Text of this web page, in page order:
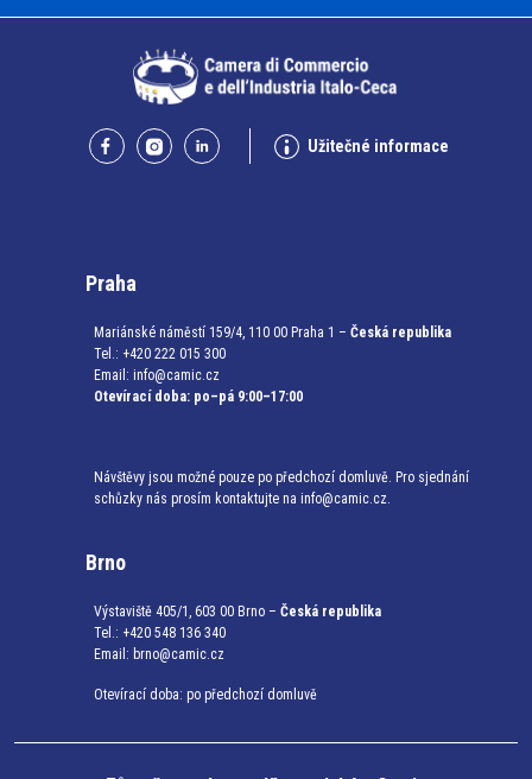
Užitečné informace
Praha
Mariánské náměstí 159/4, 110 00 Praha 1 – Česká republika
Tel.: +420 222 015 300
Email: info@camic.cz
Otevírací doba: po–pá 9:00–17:00
Návštěvy jsou možné pouze po předchozí domluvě. Pro sjednání
schůzky nás prosím kontaktujte na info@camic.cz.
Brno
Výstaviště 405/1, 603 00 Brno – Česká republika
Tel.: +420 548 136 340
Email: brno@camic.cz
Otevírací doba: po předchozí domluvě